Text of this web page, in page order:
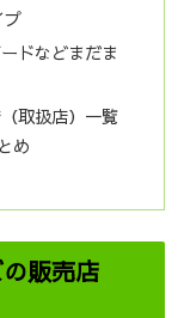
プ
ドなどまだま
取扱店）一覧
め
販売店